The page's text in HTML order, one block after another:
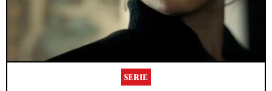
SERIE